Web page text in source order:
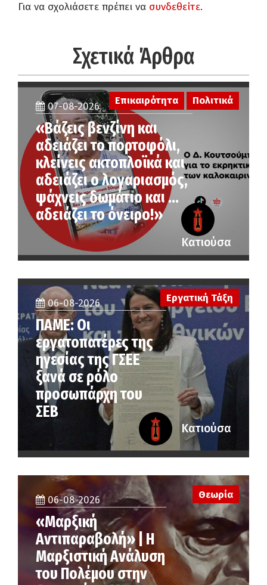
Για να σχολιάσετε πρέπει να συνδεθείτε.
Σχετικά Άρθρα
Επικαιρότητα Πολιτικά
07-08-2026
«Βάζεις βενζίνη και
αδειάζει το πορτοφόλι,
κλείνεις ακτοπλοϊκά και
αδειάζει ο λογαριασμός,
ψάχνεις δωμάτιο και …
αδειάζει το όνειρο!»
Κατιούσα
06-08-2026
ΠΑΜΕ: Οι
εργατοπατέρες της
ηγεσίας της ΓΣΕΕ
ξανά σε ρόλο
προσωπάρχη του
ΣΕΒ
Εργατική Τάξη
Κατιούσα
06-08-2026
«Μαρξική
Αντιπαραβολή» | Η
Μαρξιστική Ανάλυση
του Πολέμου στην
Θεωρία